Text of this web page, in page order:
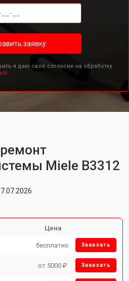
заявку
я даю свое согласие на обработку
Miele B3312
Цена
бесплатно Заказать
от 5000 ₽ Заказать